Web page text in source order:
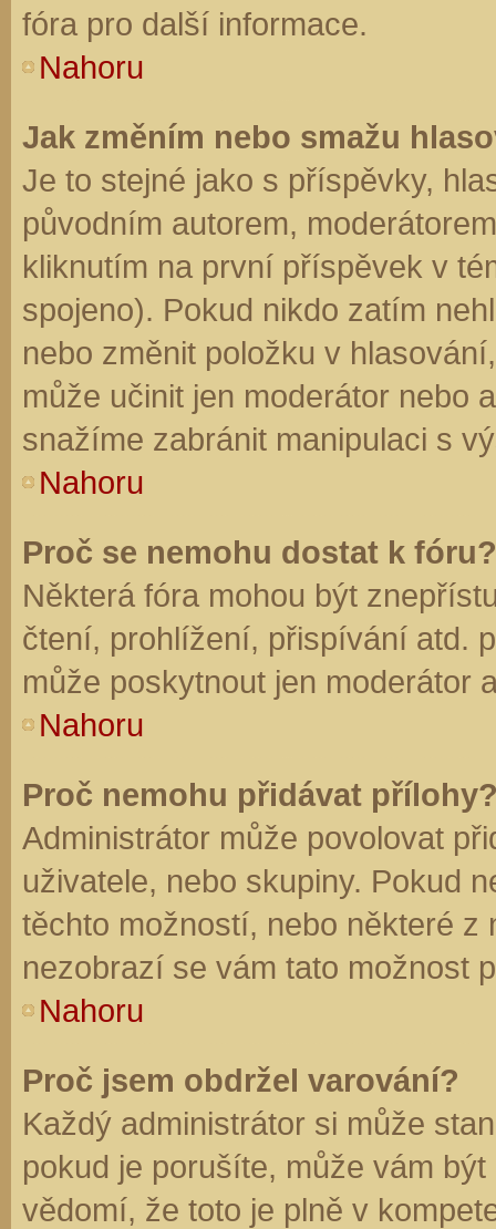
fóra pro další informace.
Nahoru
Jak změním nebo smažu
Je to stejné jako s příspěvky,
původním autorem,
kliknutím na první příspěvek v
spojeno). Pokud nikdo zatím
nebo změnit položku v
může učinit jen moderátor nebo
snažíme zabránit manipulaci s
Nahoru
Proč se nemohu dostat k fóru?
Některá fóra mohou být
čtení, prohlížení, přispívání atd.
může poskytnout jen moderátor
Nahoru
Proč nemohu přidávat
Administrátor může povolovat
uživatele, nebo skupiny. Pokud
těchto možností, nebo některé z
nezobrazí se vám tato možnost
Nahoru
Proč jsem obdržel varování?
Každý administrátor si může
pokud je porušíte, může vám
vědomí, že toto je plně v